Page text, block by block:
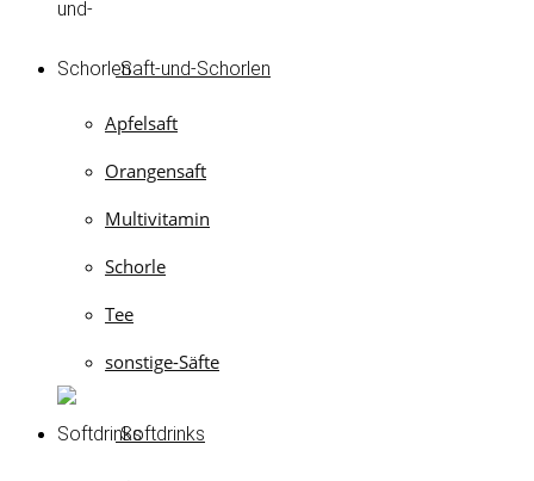
Saft-und-Schorlen
Apfelsaft
Orangensaft
Multivitamin
Schorle
Tee
sonstige-Säfte
Softdrinks